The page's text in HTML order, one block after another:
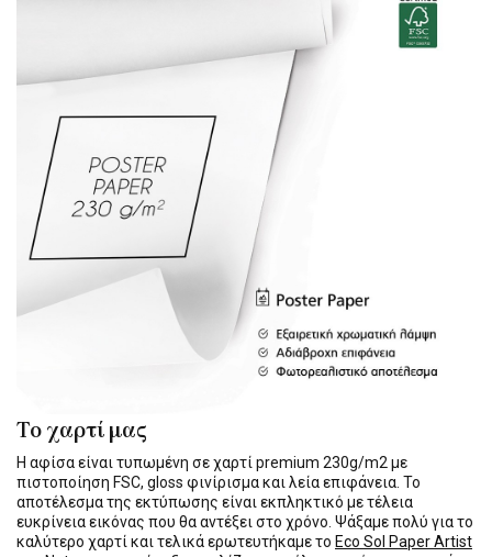
Το χαρτί μας
Η αφίσα είναι τυπωμένη σε χαρτί premium 230g/m2 με
πιστοποίηση FSC, gloss φινίρισμα και λεία επιφάνεια. Το
αποτέλεσμα της εκτύπωσης είναι εκπληκτικό με τέλεια
ευκρίνεια εικόνας που θα αντέξει στο χρόνο. Ψάξαμε πολύ για το
καλύτερο χαρτί και τελικά ερωτευτήκαμε το Eco Sol Paper Artist